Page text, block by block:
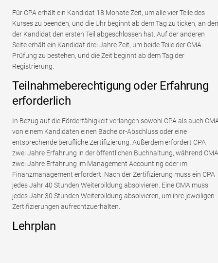
Für CPA erhält ein Kandidat 18 Monate Zeit, um alle vier Teile des
Kurses zu beenden, und die Uhr beginnt ab dem Tag zu ticken, an
der Kandidat den ersten Teil abgeschlossen hat. Auf der anderen
Seite erhält ein Kandidat drei Jahre Zeit, um beide Teile der CMA-
Prüfung zu bestehen, und die Zeit beginnt ab dem Tag der
Registrierung.
Teilnahmeberechtigung oder Erfahrung
erforderlich
In Bezug auf die Förderfähigkeit verlangen sowohl CPA als auch
von einem Kandidaten einen Bachelor-Abschluss oder eine
entsprechende berufliche Zertifizierung. Außerdem erfordert CPA
zwei Jahre Erfahrung in der öffentlichen Buchhaltung, während CMA
zwei Jahre Erfahrung im Management Accounting oder im
Finanzmanagement erfordert. Nach der Zertifizierung muss ein CPA
jedes Jahr 40 Stunden Weiterbildung absolvieren. Eine CMA muss
jedes Jahr 30 Stunden Weiterbildung absolvieren, um ihre jeweiligen
Zertifizierungen aufrechtzuerhalten.
Lehrplan